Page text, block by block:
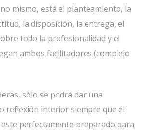
mismo, está el planteamiento, la
la disposición, la entrega, el
todo la profesionalidad y el
ambos facilitadores (complejo
sólo se podrá dar una
reflexión interior siempre que el
perfectamente preparado para